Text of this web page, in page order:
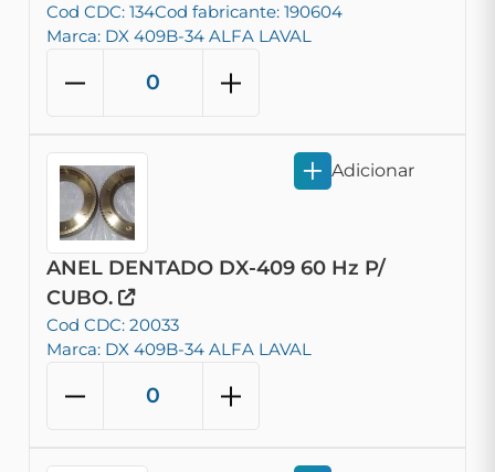
Cod CDC: 134Cod fabricante: 190604
Marca: DX 409B-34 ALFA LAVAL
ANEL DENTADO DX-409 60 Hz P/
CUBO.
Cod CDC: 20033
Marca: DX 409B-34 ALFA LAVAL
Adicionar